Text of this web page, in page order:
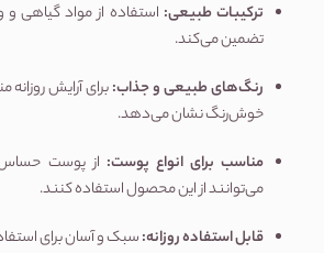
ترکیبات طبیعی: استفاده از مواد گیاهی
تضمین می‌کند.
رنگ‌های طبیعی و جذاب:برای آرایش
خوش‌رنگ نشان می‌دهد.
مناسب برای انواع پوست: از پوست حساس
می‌توانند از این محصول استفاده کنند.
قابل استفاده روزانه:سبک و آسان برای